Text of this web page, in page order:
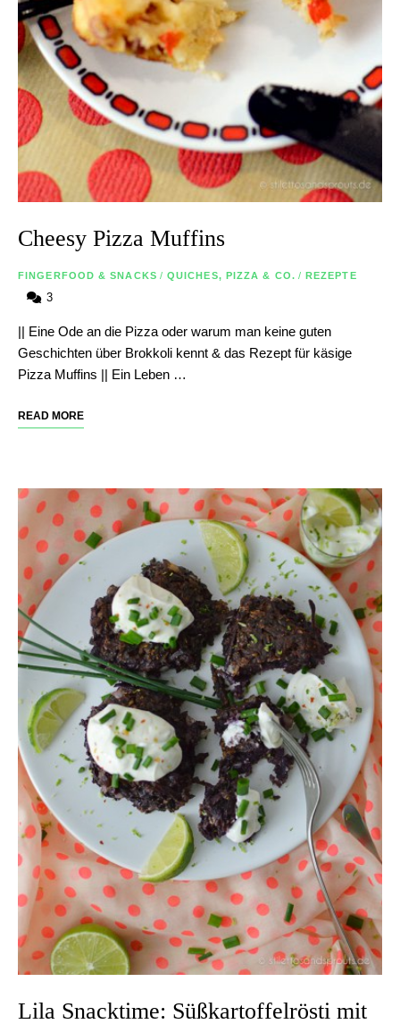
Cheesy Pizza Muffins
FINGERFOOD & SNACKS / QUICHES, PIZZA & CO. / REZEPTE
3
|| Eine Ode an die Pizza oder warum man keine guten
Geschichten über Brokkoli kennt & das Rezept für käsige
Pizza Muffins || Ein Leben …
READ MORE
Lila Snacktime: Süßkartoffelrösti mit